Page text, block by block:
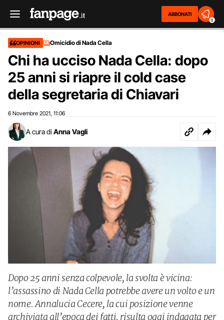
ABBONATI
2
OPINIONI Omicidio di Nada Cella
Chi ha ucciso Nada Cella: dopo
25 anni si riapre il cold case
della segretaria di Chiavari
6 Novembre 2021 11:06
A cura di Anna Vagli
Dopo 25 anni senza colpevole, la svolta è vicina:
l’assassino di Nada Cella potrebbe avere un volto e un
nome. Annalucia Cecere, la cui posizione venne
archiviata all’epoca dei fatti, risulta oggi indagata per